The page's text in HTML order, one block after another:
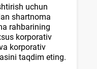
roʻyхat
raqami
3294-
son
uchun
shartnoma
rahbarining
korporativ
korporativ
taqdim eting.